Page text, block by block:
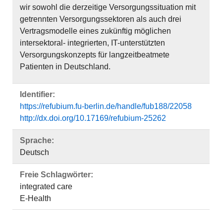
wir sowohl die derzeitige Versorgungssituation mit
getrennten Versorgungssektoren als auch drei
Vertragsmodelle eines zukünftig möglichen
intersektoral- integrierten, IT-unterstützten
Versorgungskonzepts für langzeitbeatmete
Patienten in Deutschland.
Identifier:
https://refubium.fu-berlin.de/handle/fub188/22058
http://dx.doi.org/10.17169/refubium-25262
Sprache:
Deutsch
Freie Schlagwörter:
integrated care
E-Health